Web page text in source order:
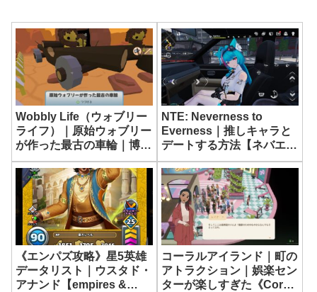
Wobbly Life（ウォブリー
ライフ）｜原始ウォブリー
が作った最古の車輪｜博物
館の遺物
NTE: Neverness to
Everness｜推しキャラと
デートする方法【ネバエ
バ】
《エンパズ攻略》星5英雄
データリスト｜ウスタド・
アナンド【empires &
コーラルアイランド｜町の
アトラクション｜娯楽セン
ターが楽しすぎた《Coral